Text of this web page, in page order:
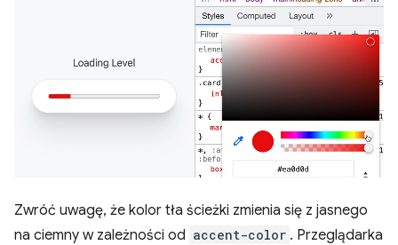
Zwróć uwagę, że kolor tła ścieżki zmienia się z jasnego
na ciemny w zależności od accent-color . Przeglądarka